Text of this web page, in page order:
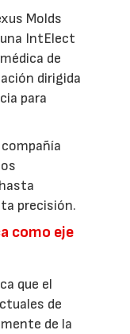
Molds
IntElect
de
dirigida
para
precisión.
como eje
que el
de
de la